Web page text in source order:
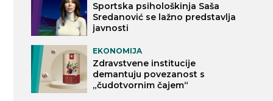
Sportska psihološkinja Saša
Sredanović se lažno predstavlja
javnosti
EKONOMIJA
Zdravstvene institucije
demantuju povezanost s
„čudotvornim čajem“